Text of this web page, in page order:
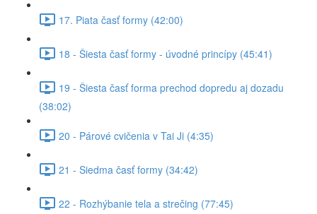
17. Piata časť formy (42:00)
18 - Šiesta časť formy - úvodné princípy (45:41)
19 - Šiesta časť forma prechod dopredu aj dozadu
(38:02)
20 - Párové cvičenia v Tai Ji (4:35)
21 - Siedma časť formy (34:42)
22 - Rozhýbanie tela a strečing (77:45)